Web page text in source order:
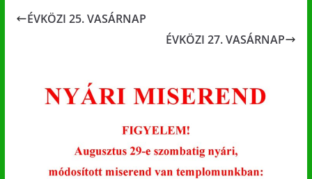
ÉVKÖZI 25. VASÁRNAP
ÉVKÖZI 27. VASÁRNAP